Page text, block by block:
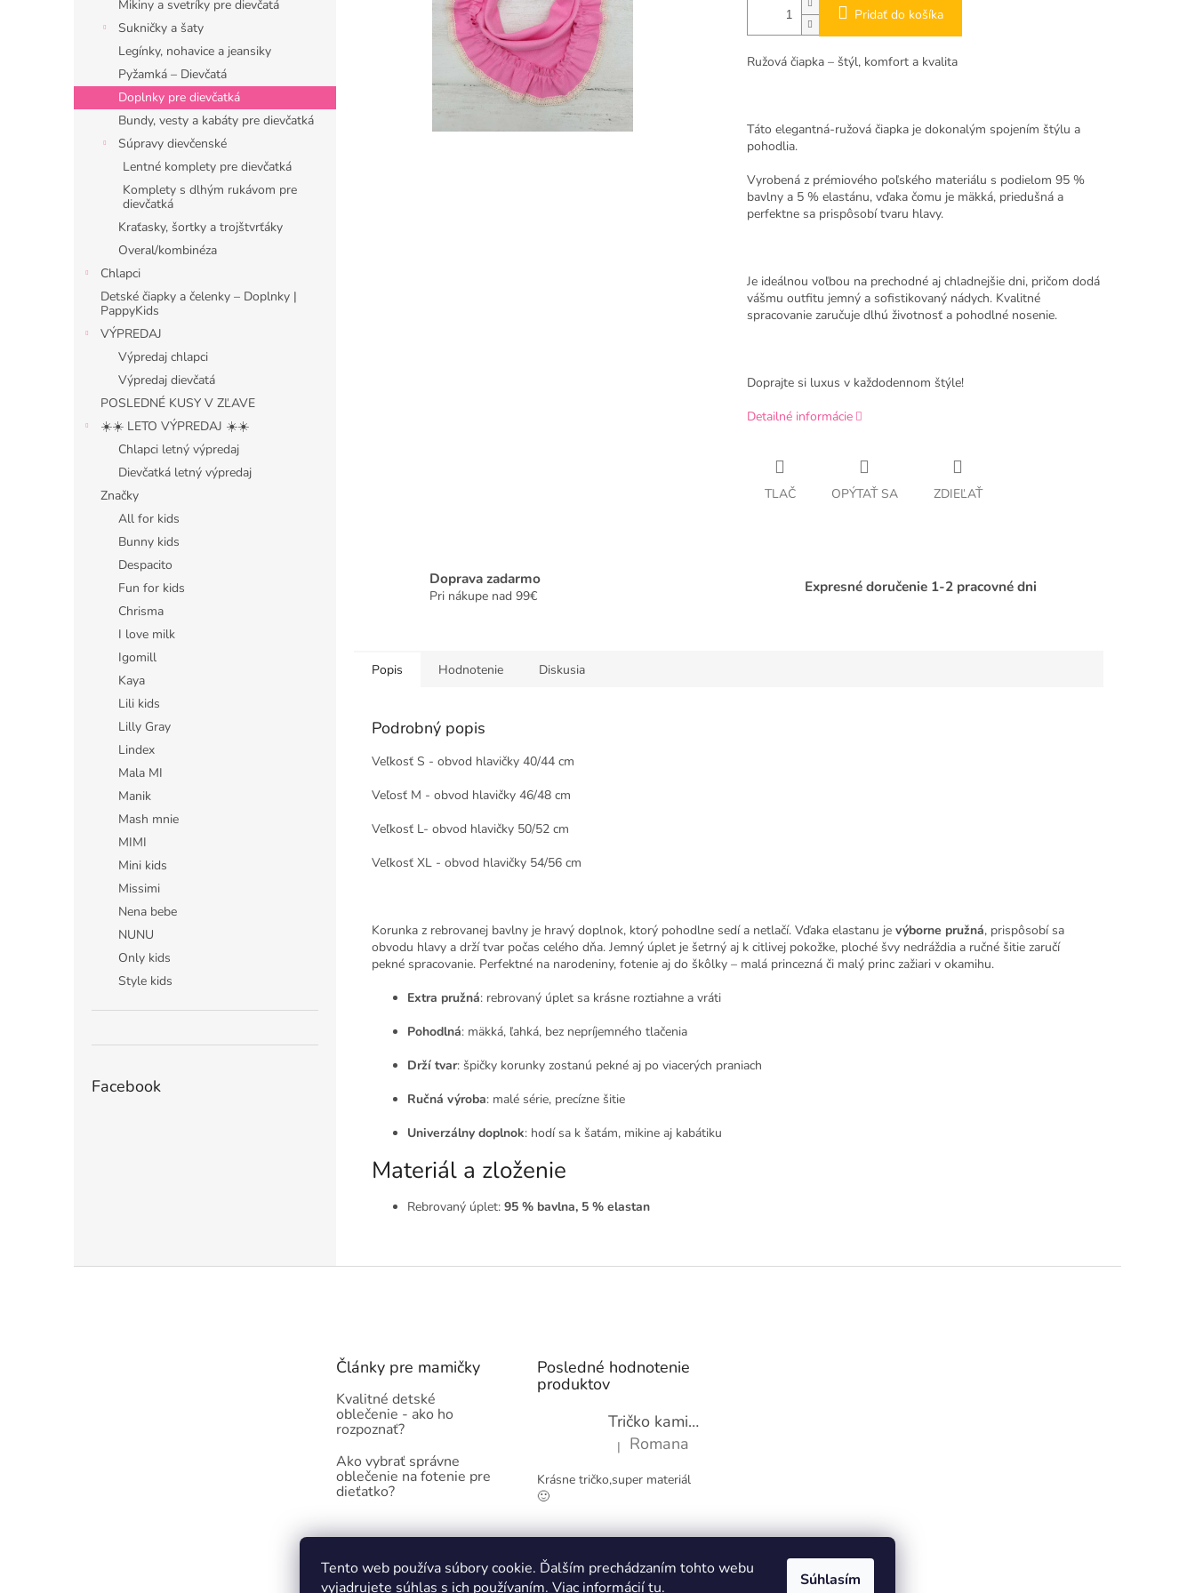
Tento web používa súbory cookie. Ďalším prechádzaním tohto webu
vyjadrujete súhlas s ich používaním. Viac informáciítu. Súhlasím
Mikiny a svetríky pre dievčatá
Sukničky a šaty
Legínky, nohavice a jeansiky
Pyžamká – Dievčatá
Doplnky pre dievčatká
Bundy, vesty a kabáty pre dievčatká
Súpravy dievčenské
Lentné komplety pre dievčatká
Komplety s dlhým rukávom pre
dievčatká
Kraťasky, šortky a trojštvrťáky
Overal/kombinéza
Chlapci
Detské čiapky a čelenky – Doplnky |
PappyKids
VÝPREDAJ
Výpredaj chlapci
Výpredaj dievčatá
POSLEDNÉ KUSY V ZĽAVE
☀️☀️ LETO VÝPREDAJ ☀️☀️
Chlapci letný výpredaj
Dievčatká letný výpredaj
Značky
All for kids
Bunny kids
Despacito
Fun for kids
Chrisma
I love milk
Igomill
Kaya
Lili kids
Lilly Gray
Lindex
Mala MI
Manik
Mash mnie
MIMI
Mini kids
Missimi
Nena bebe
NUNU
Only kids
Style kids
Facebook
Pridať do košíka
Ružová čiapka – štýl, komfort a kvalita
Táto elegantná-ružová čiapka je dokonalým spojením štýlu a
pohodlia.
Vyrobená z prémiového poľského materiálu s podielom 95 %
bavlny a 5 % elastánu, vďaka čomu je mäkká, priedušná a
perfektne sa prispôsobí tvaru hlavy.
Je ideálnou voľbou na prechodné aj chladnejšie dni, pričom dodá
vášmu outfitu jemný a sofistikovaný nádych. Kvalitné
spracovanie zaručuje dlhú životnosť a pohodlné nosenie.
Doprajte si luxus v každodennom štýle!
Detailné informácie
TLAČ OPÝTAŤ SA ZDIEĽAŤ
Doprava zadarmo
Pri nákupe nad 99€ Expresné doručenie 1-2 pracovné dni
Popis Hodnotenie Diskusia
Podrobný popis
Veľkosť S - obvod hlavičky 40/44 cm
Veľosť M - obvod hlavičky 46/48 cm
Veľkosť L- obvod hlavičky 50/52 cm
Veľkosť XL - obvod hlavičky 54/56 cm
Korunka z rebrovanej bavlny je hravý doplnok, ktorý pohodlne sedí a netlačí. Vďaka elastanu je výborne pružná, prispôsobí sa
obvodu hlavy a drží tvar počas celého dňa. Jemný úplet je šetrný aj k citlivej pokožke, ploché švy nedráždia a ručné šitie zaručí
pekné spracovanie. Perfektné na narodeniny, fotenie aj do škôlky – malá princezná či malý princ zažiari v okamihu.
Extra pružná: rebrovaný úplet sa krásne roztiahne a vráti
Pohodlná: mäkká, ľahká, bez nepríjemného tlačenia
Drží tvar: špičky korunky zostanú pekné aj po viacerých praniach
Ručná výroba: malé série, precízne šitie
Univerzálny doplnok: hodí sa k šatám, mikine aj kabátiku
Materiál a zloženie
Rebrovaný úplet: 95 % bavlna, 5 % elastan
Články pre mamičky
Kvalitné detské
oblečenie - ako ho
rozpoznať?
Ako vybrať správne
oblečenie na fotenie pre
dieťatko?
Posledné hodnotenie
produktov
Tričko kamióny pre chlapcov - novinka (98-134)
Hodnotenie produktu je 5 z 5 hviezdičiek.
| Romana
Krásne tričko,super materiál
🙂
Obchodné podmienky Kontakty